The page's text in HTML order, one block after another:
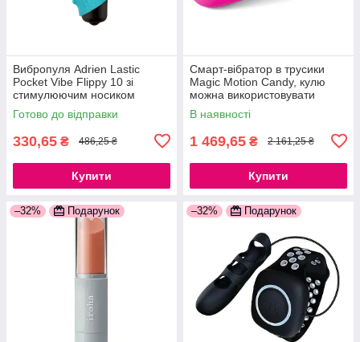
Вибропуля Adrien Lastic
Pocket Vibe Flippy 10 зі
стимулюючим носиком
777Store.com.ua
Готово до відправки
330,65 ₴ 486,25 ₴
Купити
Смарт-вібратор в трусики
Magic Motion Candy, кулю
можна використовувати
окремо 777Store.com.ua
В наявності
1 469,65 ₴ 2 161,25 ₴
Купити
–32% Подарунок –32% Подарунок